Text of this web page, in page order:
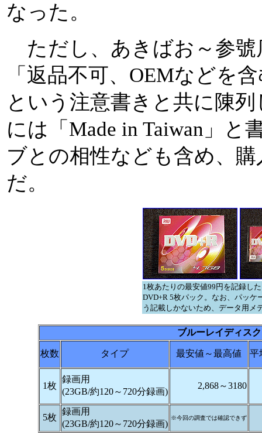
なった。
ただし、あきばお～参號
「返品不可、OEMなどを
という注意書きと共に陳
には「Made in Taiwan」と
ブとの相性なども含め、
だ。
1枚あたりの最安値99円を記録し
DVD+R 5枚パック。なお、パッケ
う記載しかないため、データ用メ
ブルーレイディスク
枚数 タイプ 最安値～最高値 平
1枚
録画用
(23GB/約120～720分録画)
2,868～3180
5枚
録画用
(23GB/約120～720分録画)
※今回の調査では確認できず